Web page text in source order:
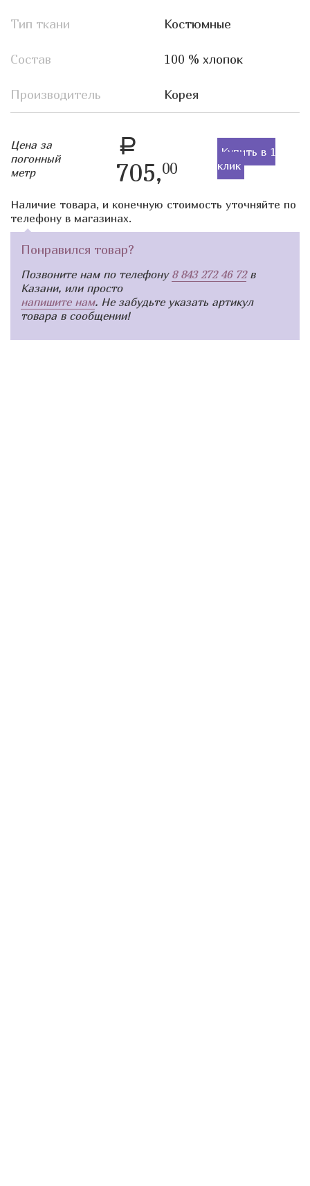
Тип ткани Костюмные
Состав 100 % хлопок
Производитель Корея
Цена за
погонный
метр
a
705,00
Купить в 1
клик
Наличие товара, и конечную стоимость уточняйте по
телефону в магазинах.
Понравился товар?
Позвоните нам по телефону 8 843 272 46 72в
Казани, или просто
напишите нам. Не забудьте указать артикул
товара в сообщении!